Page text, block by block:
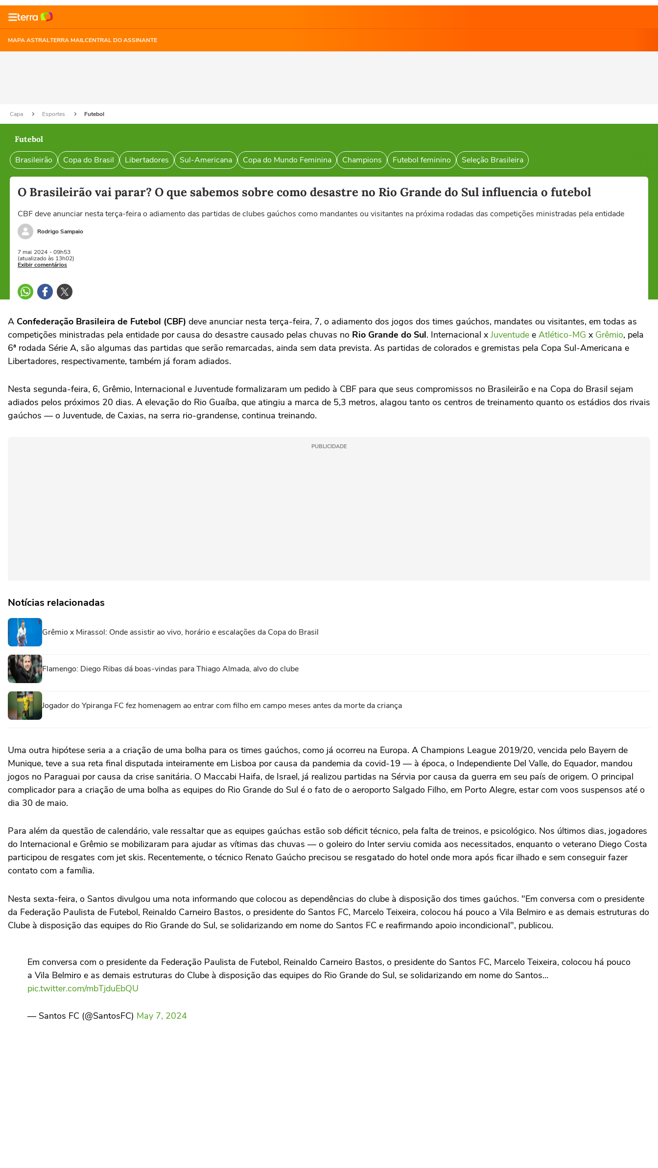
MAPA ASTRALTERRA MAILCENTRAL DO ASSINANTE
Capa Esportes Futebol
Futebol
Brasileirão Copa do Brasil Libertadores Sul-Americana Copa do Mundo Feminina Champions Futebol feminino Seleção Brasileira
O Brasileirão vai parar? O que sabemos sobre como desastre no Rio Grande do Sul influencia o futebol
CBF deve anunciar nesta terça-feira o adiamento das partidas de clubes gaúchos como mandantes ou visitantes na próxima rodadas das competições ministradas pela entidade
Rodrigo Sampaio
7 mai 2024 - 09h53
(atualizado às 13h02)
Exibir comentários
A Confederação Brasileira de Futebol (CBF) deve anunciar nesta terça-feira, 7, o adiamento dos jogos dos times gaúchos, mandates ou visitantes, em todas as
competições ministradas pela entidade por causa do desastre causado pelas chuvas no Rio Grande do Sul. Internacional x Juventude e Atlético-MG x Grêmio, pela
6ª rodada Série A, são algumas das partidas que serão remarcadas, ainda sem data prevista. As partidas de colorados e gremistas pela Copa Sul-Americana e
Libertadores, respectivamente, também já foram adiados.
Nesta segunda-feira, 6, Grêmio, Internacional e Juventude formalizaram um pedido à CBF para que seus compromissos no Brasileirão e na Copa do Brasil sejam
adiados pelos próximos 20 dias. A elevação do Rio Guaíba, que atingiu a marca de 5,3 metros, alagou tanto os centros de treinamento quanto os estádios dos rivais
gaúchos — o Juventude, de Caxias, na serra rio-grandense, continua treinando.
PUBLICIDADE
Notícias relacionadas
Grêmio x Mirassol: Onde assistir ao vivo, horário e escalações da Copa do Brasil
Flamengo: Diego Ribas dá boas-vindas para Thiago Almada, alvo do clube
Jogador do Ypiranga FC fez homenagem ao entrar com filho em campo meses antes da morte da criança
Uma outra hipótese seria a a criação de uma bolha para os times gaúchos, como já ocorreu na Europa. A Champions League 2019/20, vencida pelo Bayern de
Munique, teve a sua reta final disputada inteiramente em Lisboa por causa da pandemia da covid-19 — à época, o Independiente Del Valle, do Equador, mandou
jogos no Paraguai por causa da crise sanitária. O Maccabi Haifa, de Israel, já realizou partidas na Sérvia por causa da guerra em seu país de origem. O principal
complicador para a criação de uma bolha as equipes do Rio Grande do Sul é o fato de o aeroporto Salgado Filho, em Porto Alegre, estar com voos suspensos até o
dia 30 de maio.
Para além da questão de calendário, vale ressaltar que as equipes gaúchas estão sob déficit técnico, pela falta de treinos, e psicológico. Nos últimos dias, jogadores
do Internacional e Grêmio se mobilizaram para ajudar as vítimas das chuvas — o goleiro do Inter serviu comida aos necessitados, enquanto o veterano Diego Costa
participou de resgates com jet skis. Recentemente, o técnico Renato Gaúcho precisou se resgatado do hotel onde mora após ficar ilhado e sem conseguir fazer
contato com a família.
Nesta sexta-feira, o Santos divulgou uma nota informando que colocou as dependências do clube à disposição dos times gaúchos. "Em conversa com o presidente
da Federação Paulista de Futebol, Reinaldo Carneiro Bastos, o presidente do Santos FC, Marcelo Teixeira, colocou há pouco a Vila Belmiro e as demais estruturas do
Clube à disposição das equipes do Rio Grande do Sul, se solidarizando em nome do Santos FC e reafirmando apoio incondicional", publicou.
Em conversa com o presidente da Federação Paulista de Futebol, Reinaldo Carneiro Bastos, o presidente do Santos FC, Marcelo Teixeira, colocou há pouco
a Vila Belmiro e as demais estruturas do Clube à disposição das equipes do Rio Grande do Sul, se solidarizando em nome do Santos…
pic.twitter.com/mbTjduEbQU
— Santos FC (@SantosFC) May 7, 2024